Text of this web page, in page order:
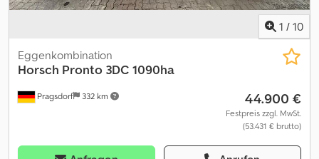
Apbsk (0270) Dammräumer (0280) Gebläseantrieb für
1 / 10
Pragsdorf 332 km
Eggenkombination
Horsch Pronto 3DC 1090ha
44.900 €
Festpreis zzgl. MwSt.
(53.431 € brutto)